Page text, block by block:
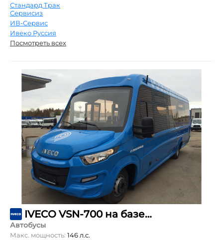
Стандард Трак
Сервисиз
ИВ-Сервис
Ивеко Руссия
Посмотреть всех
IVECO VSN-700 на базе шасси Daily 70C15CC
Автобусы
Макс. мощность: 146 л.с.